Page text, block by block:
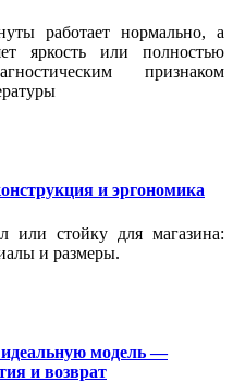
работает нормально, а
яркость или полностью
признаком
и эргономика
или стойку для магазина:
и размеры.
модель —
и возврат